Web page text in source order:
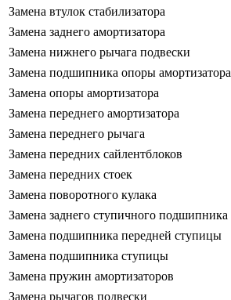
Замена втулок стабилизатора
Замена заднего амортизатора
Замена нижнего рычага подвески
Замена подшипника опоры амортизатора
Замена опоры амортизатора
Замена переднего амортизатора
Замена переднего рычага
Замена передних сайлентблоков
Замена передних стоек
Замена поворотного кулака
Замена заднего ступичного подшипника
Замена подшипника передней ступицы
Замена подшипника ступицы
Замена пружин амортизаторов
Замена рычагов подвески